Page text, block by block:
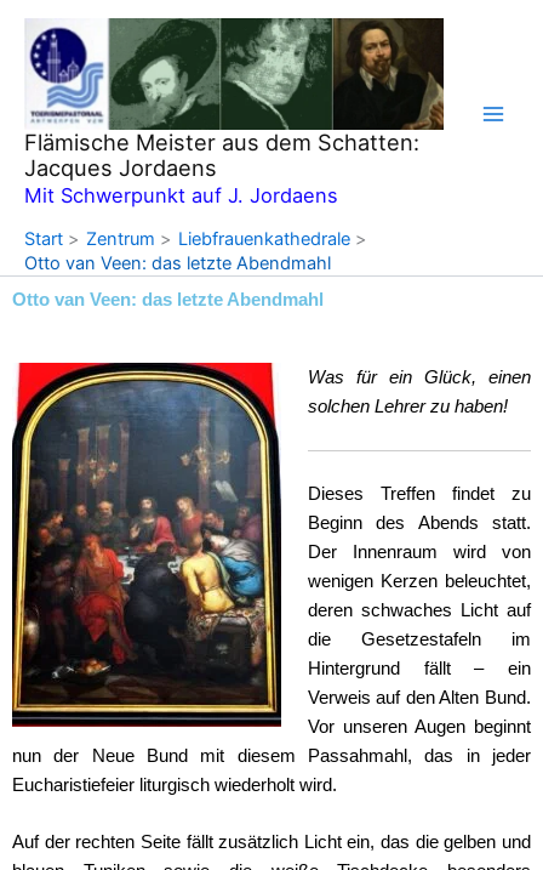
Zum
Inhalt
springen
Flämische Meister aus dem Schatten:
Jacques Jordaens
Mit Schwerpunkt auf J. Jordaens
Start Zentrum
Liebfrauenkathedrale
Otto van Veen: das letzte Abendmahl
Otto van Veen: das letzte Abendmahl
Was für ein Glück, einen
solchen Lehrer zu haben!
Dieses Treffen findet zu
Beginn des Abends statt.
Der Innenraum wird von
wenigen Kerzen beleuchtet,
deren schwaches Licht auf
die Gesetzestafeln im
Hintergrund fällt – ein
Verweis auf den Alten Bund.
Vor unseren Augen beginnt
nun der Neue Bund mit diesem Passahmahl, das in jeder
Eucharistiefeier liturgisch wiederholt wird.
Auf der rechten Seite fällt zusätzlich Licht ein, das die gelben und